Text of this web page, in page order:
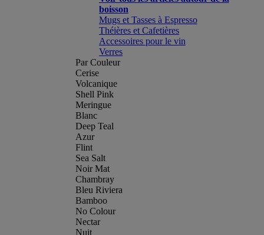
boisson
Mugs et Tasses à Espresso
Théières et Cafetières
Accessoires pour le vin
Verres
Par Couleur
Cerise
Volcanique
Shell Pink
Meringue
Blanc
Deep Teal
Azur
Flint
Sea Salt
Noir Mat
Chambray
Bleu Riviera
Bamboo
No Colour
Nectar
Nuit